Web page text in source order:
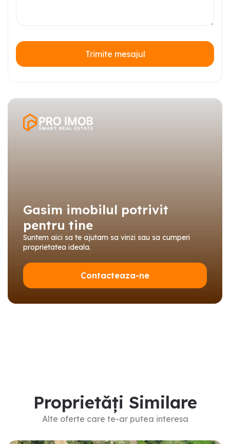
Trimite mesajul
Gasim imobilul potrivit
pentru tine
Suntem aici sa te ajutam sa vinzi sau sa cumperi
proprietatea ideala.
Contacteaza-ne
Proprietăți Similare
Alte oferte care te-ar putea interesa